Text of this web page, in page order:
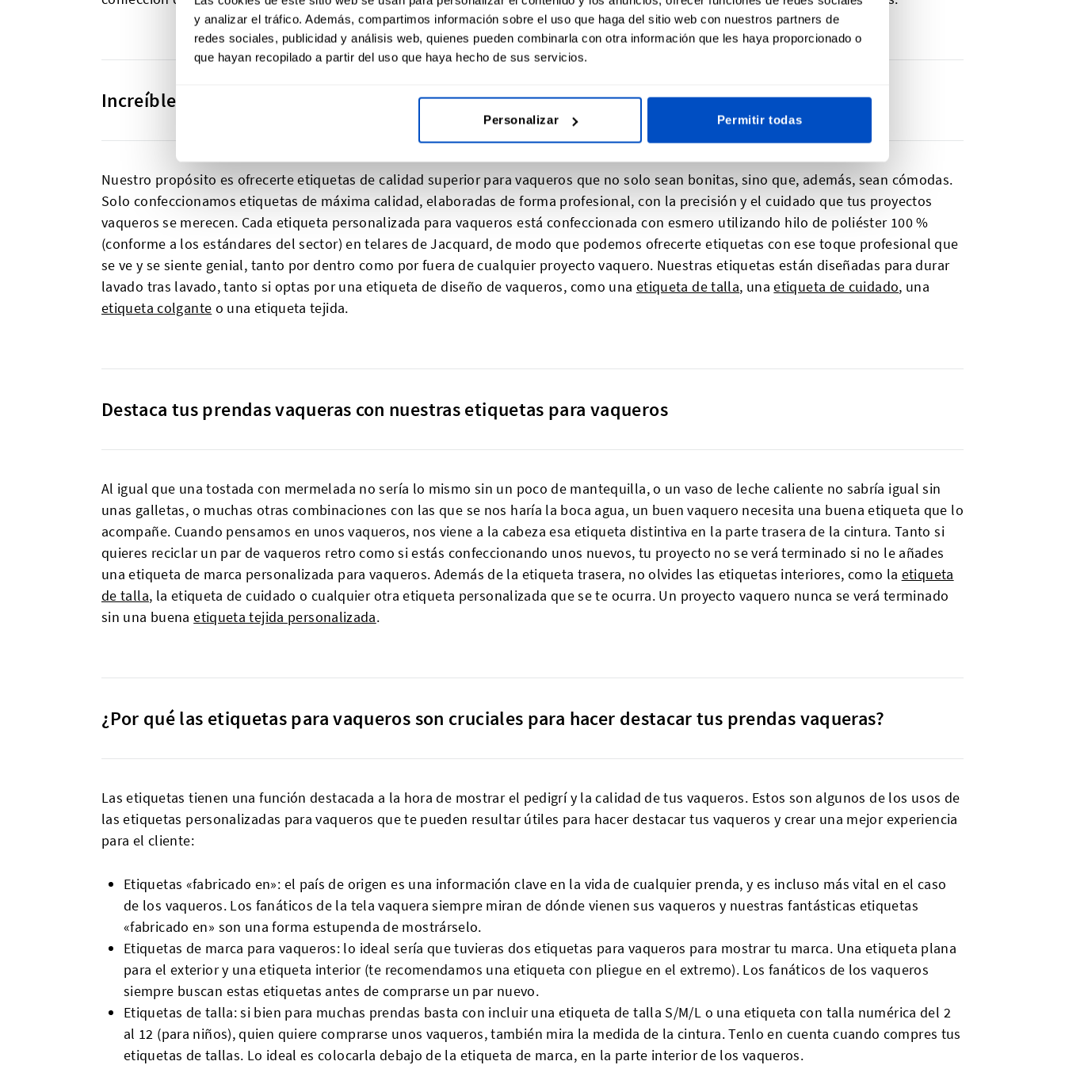
y analizar el tráfico. Además, compartimos información sobre el uso que haga del sitio web con nuestros partners de
redes sociales, publicidad y análisis web, quienes pueden combinarla con otra información que les haya proporcionado o
que hayan recopilado a partir del uso que haya hecho de sus servicios.
Personalizar Permitir todas
Increíbles etiquetas de calidad para vaqueros
Nuestro propósito es ofrecerte etiquetas de calidad superior para vaqueros que no solo sean bonitas, sino que, además, sean cómodas.
Solo confeccionamos etiquetas de máxima calidad, elaboradas de forma profesional, con la precisión y el cuidado que tus proyectos
vaqueros se merecen. Cada etiqueta personalizada para vaqueros está confeccionada con esmero utilizando hilo de poliéster 100 %
(conforme a los estándares del sector) en telares de Jacquard, de modo que podemos ofrecerte etiquetas con ese toque profesional que
se ve y se siente genial, tanto por dentro como por fuera de cualquier proyecto vaquero. Nuestras etiquetas están diseñadas para durar
lavado tras lavado, tanto si optas por una etiqueta de diseño de vaqueros, como una etiqueta de talla, unaetiqueta de cuidado, una
etiqueta colgante o una etiqueta tejida.
Destaca tus prendas vaqueras con nuestras etiquetas para vaqueros
Al igual que una tostada con mermelada no sería lo mismo sin un poco de mantequilla, o un vaso de leche caliente no sabría igual sin
unas galletas, o muchas otras combinaciones con las que se nos haría la boca agua, un buen vaquero necesita una buena etiqueta que lo
acompañe. Cuando pensamos en unos vaqueros, nos viene a la cabeza esa etiqueta distintiva en la parte trasera de la cintura. Tanto si
quieres reciclar un par de vaqueros retro como si estás confeccionando unos nuevos, tu proyecto no se verá terminado si no le añades
una etiqueta de marca personalizada para vaqueros. Además de la etiqueta trasera, no olvides las etiquetas interiores, como la etiqueta
de talla, la etiqueta de cuidado o cualquier otra etiqueta personalizada que se te ocurra. Un proyecto vaquero nunca se verá terminado
sin una buenaetiqueta tejida personalizada.
¿Por qué las etiquetas para vaqueros son cruciales para hacer destacar tus prendas vaqueras?
Las etiquetas tienen una función destacada a la hora de mostrar el pedigrí y la calidad de tus vaqueros. Estos son algunos de los usos de
las etiquetas personalizadas para vaqueros que te pueden resultar útiles para hacer destacar tus vaqueros y crear una mejor experiencia
para el cliente:
Etiquetas «fabricado en»: el país de origen es una información clave en la vida de cualquier prenda, y es incluso más vital en el caso
de los vaqueros. Los fanáticos de la tela vaquera siempre miran de dónde vienen sus vaqueros y nuestras fantásticas etiquetas
«fabricado en» son una forma estupenda de mostrárselo.
Etiquetas de marca para vaqueros: lo ideal sería que tuvieras dos etiquetas para vaqueros para mostrar tu marca. Una etiqueta plana
para el exterior y una etiqueta interior (te recomendamos una etiqueta con pliegue en el extremo). Los fanáticos de los vaqueros
siempre buscan estas etiquetas antes de comprarse un par nuevo.
Etiquetas de talla: si bien para muchas prendas basta con incluir una etiqueta de talla S/M/L o una etiqueta con talla numérica del 2
al 12 (para niños), quien quiere comprarse unos vaqueros, también mira la medida de la cintura. Tenlo en cuenta cuando compres tus
etiquetas de tallas. Lo ideal es colocarla debajo de la etiqueta de marca, en la parte interior de los vaqueros.